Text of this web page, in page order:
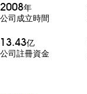
2008年
公司成立時間
13.43亿
公司註冊資金